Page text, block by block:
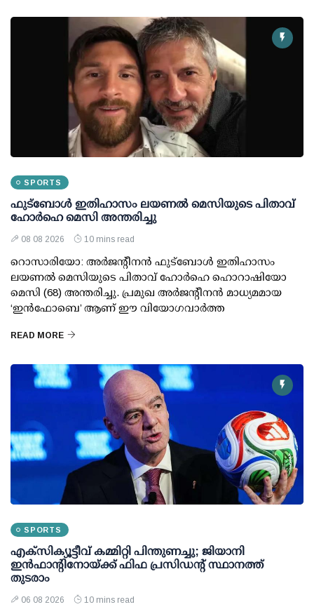
SPORTS
ഫുട്ബോൾ ഇതിഹാസം ലയണൽ മെസിയുടെ പിതാവ്
ഹോർഹെ മെസി അന്തരിച്ചു
08 08 2026 10 mins read
റൊസാരിയോ: അർജന്റീനൻ ഫുട്ബോൾ ഇതിഹാസം
ലയണൽ മെസിയുടെ പിതാവ് ഹോർഹെ ഹൊറാഷിയോ
മെസി (68) അന്തരിച്ചു. പ്രമുഖ അർജന്റീനൻ മാധ്യമമായ
‘ഇൻഫോബെ’ ആണ് ഈ വിയോഗവാർത്ത
READ MORE
SPORTS
എക്സിക്യൂട്ടീവ് കമ്മിറ്റി പിന്തുണച്ചു; ജിയാനി
ഇന്‍ഫാന്റിനോയ്ക്ക് ഫിഫ പ്രസിഡന്റ് സ്ഥാനത്ത്
തുടരാം
06 08 2026 10 mins read